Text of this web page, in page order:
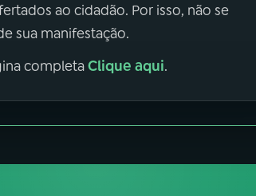
ao cidadão. Por isso, não se
sua manifestação.
completaClique aqui.